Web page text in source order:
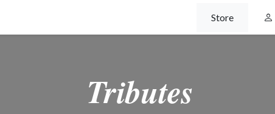
Store
Tributes